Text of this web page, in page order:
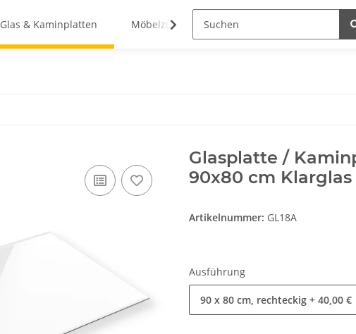
Glas & Kaminplatten Möbelzubehör
Glasplatte /
90x80 cm Klarglas
Artikelnummer: GL18A
Ausführung
90 x 80 cm, rechteckig + 40,00 €